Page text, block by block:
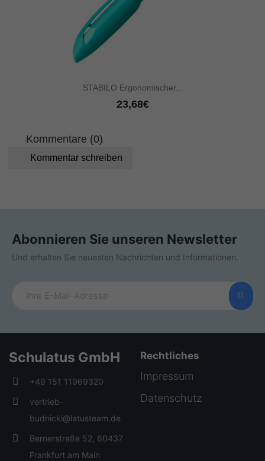
STABILO Ergonomischer...
23,68€
Kommentare (0)
Kommentar schreiben
Abonnieren Sie unseren Newsletter
Und erhalten Sie neuesten Nachrichten und Informationen.
Schulatus GmbH
+49 151 11969320
vertrieb-
budnicki@latusteam.de
Bernerstraße 52, 60437
Frankfurt am Main
Rechtliches
Impressum
Datenschutz